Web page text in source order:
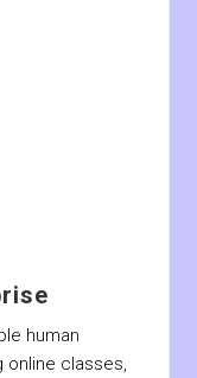
human
online classes,